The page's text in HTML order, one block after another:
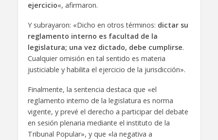
ejercicio«, afirmaron.
Y subrayaron: «Dicho en otros términos: dictar su
reglamento interno es facultad de la
legislatura; una vez dictado, debe cumplirse.
Cualquier omisión en tal sentido es materia
justiciable y habilita el ejercicio de la jurisdicción».
Finalmente, la sentencia destaca que «el
reglamento interno de la legislatura es norma
vigente, y prevé el derecho a participar del debate
en sesión plenaria mediante el instituto de la
Tribunal Popular», y que «la negativa a